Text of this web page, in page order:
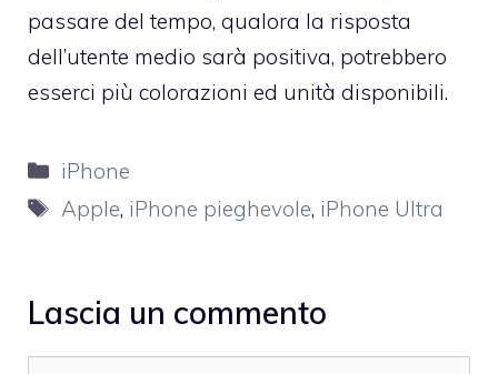
passare del tempo, qualora la risposta
dell’utente medio sarà positiva, potrebbero
esserci più colorazioni ed unità disponibili.
Categorie
iPhone
Tag
Apple, iPhone pieghevole, iPhone Ultra
Lascia un commento